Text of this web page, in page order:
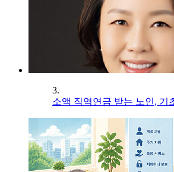
3.
소액 직역연금 받는 노인, 기